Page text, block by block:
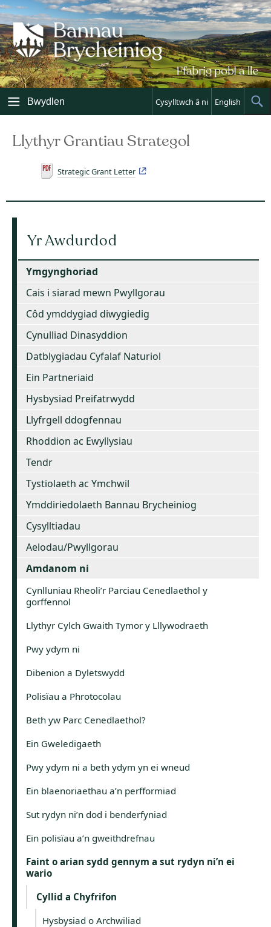
Skip
to
content
Bwydlen Cysylltwch â ni English
Llythyr Grantiau Strategol
Strategic Grant Letter
Yr Awdurdod
Ymgynghoriad
Cais i siarad mewn Pwyllgorau
Côd ymddygiad diwygiedig
Cynulliad Dinasyddion
Datblygiadau Cyfalaf Naturiol
Ein Partneriaid
Hysbysiad Preifatrwydd
Llyfrgell ddogfennau
Rhoddion ac Ewyllysiau
Tendr
Tystiolaeth ac Ymchwil
Ymddiriedolaeth Bannau Brycheiniog
Cysylltiadau
Aelodau/Pwyllgorau
Amdanom ni
Cynlluniau Rheoli’r Parciau Cenedlaethol y
gorffennol
Llythyr Cylch Gwaith Tymor y Lllywodraeth
Pwy ydym ni
Dibenion a Dyletswydd
Polisïau a Phrotocolau
Beth yw Parc Cenedlaethol?
Ein Gweledigaeth
Pwy ydym ni a beth ydym yn ei wneud
Ein blaenoriaethau a’n perfformiad
Sut rydyn ni’n dod i benderfyniad
Ein polisïau a’n gweithdrefnau
Faint o arian sydd gennym a sut rydyn ni’n ei
wario
Cyllid a Chyfrifon
Hysbysiad o Archwiliad